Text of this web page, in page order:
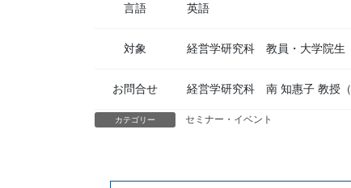
言語 英語
対象 経営学研究科 教員・大学院生
お問合せ 経営学研究科 南 知惠子 教授（
カテゴリー セミナー・イベント